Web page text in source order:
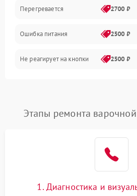
Перегревается 2700 ₽
Ошибка питания 2500 ₽
Не реагирует на кнопки 2500 ₽
Этапы ремонта
1. Диагностика и